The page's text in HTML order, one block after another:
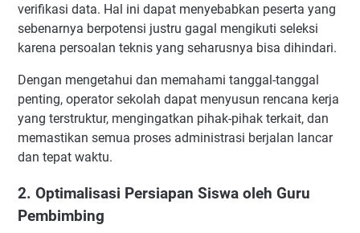
verifikasi data. Hal ini dapat menyebabkan peserta yang
sebenarnya berpotensi justru gagal mengikuti seleksi
karena persoalan teknis yang seharusnya bisa dihindari.
Dengan mengetahui dan memahami tanggal-tanggal
penting, operator sekolah dapat menyusun rencana kerja
yang terstruktur, mengingatkan pihak-pihak terkait, dan
memastikan semua proses administrasi berjalan lancar
dan tepat waktu.
2. Optimalisasi Persiapan Siswa oleh Guru
Pembimbing